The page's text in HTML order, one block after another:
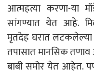
आत्महत्या करणा-या
सांगण्यात येत आहे.
मृतदेह घरात लटकलेल्या
तपासात मानसिक
बाबी समोर येत आहेत.